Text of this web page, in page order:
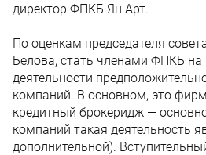
директор ФПКБ Ян Арт.
По оценкам председателя
Белова, стать членами ФПКБ на
деятельности
компаний. В основном, это
кредитный брокеридж —
компаний такая деятельность
дополнительной).